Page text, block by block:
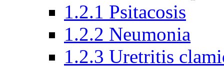
1.2.1 Psitacosis
1.2.2 Neumonia
1.2.3 Uretritis